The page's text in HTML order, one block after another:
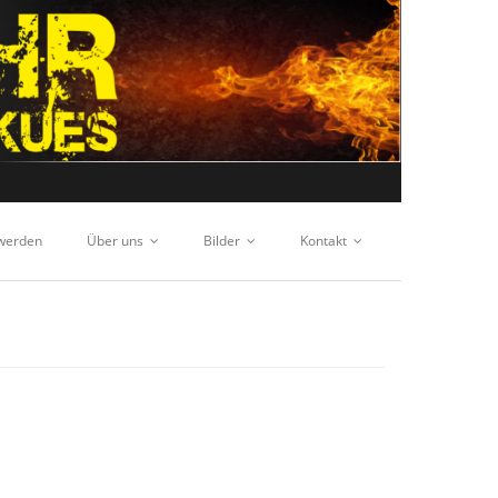
Über uns Bilder Kontakt